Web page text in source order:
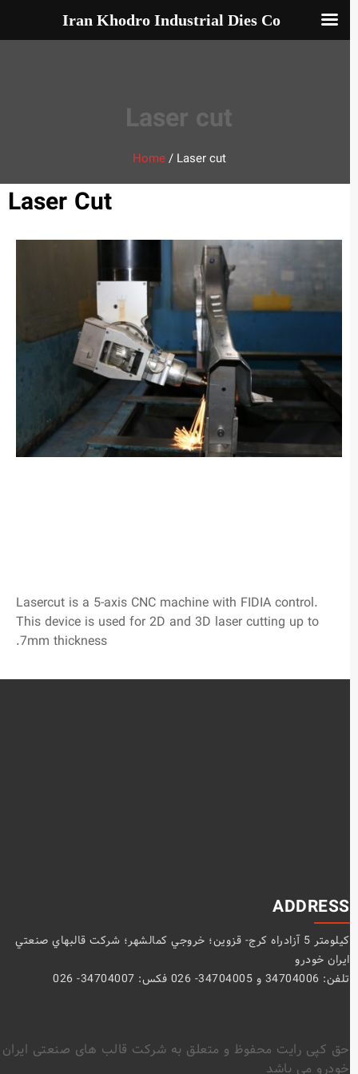
Laser cut
Home/Laser cut
Laser Cut
Lasercut is a 5-axis CNC machine with FIDIA control.
This device is used for 2D and 3D laser cutting up to
7mm thickness.
ADDRESS
كيلومتر 5 آزادراه كرج- قزوين؛ خروجي كمالشهر؛ شركت قالبهاي صنعتي
ايران خودرو
تلفن: 34704006 و 34704005- 026 فکس: 34704007- 026
حق کپی رایت محفوظ و متعلق به شرکت قالب های صنعتی ایران
خودرو می باشد
Iran Khodro Industrial Dies Co